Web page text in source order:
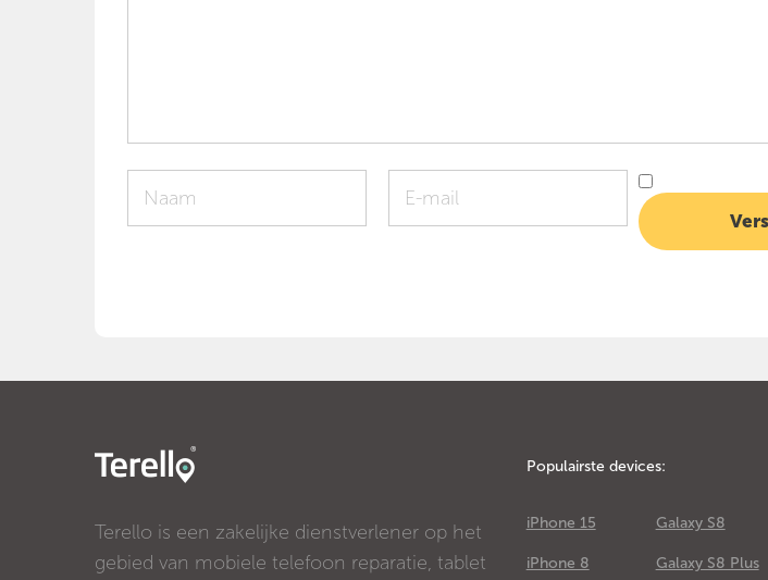
Terello is een zakelijke dienstverlener op het
gebied van mobiele telefoon reparatie, tablet
Populairste devices:
iPhone 15
iPhone 8
Galaxy S8
Galaxy S8 Plus